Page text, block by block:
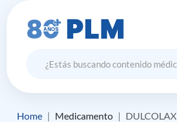
Home Medicamento DULCOLAX